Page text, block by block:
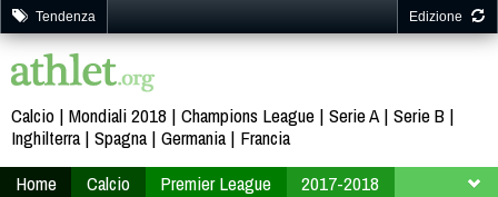
Tendenza Edizione
Calcio Mondiali 2018 Champions League Serie A Serie B
Inghilterra Spagna Germania
Francia
Home
Calcio Premier League
2017-2018